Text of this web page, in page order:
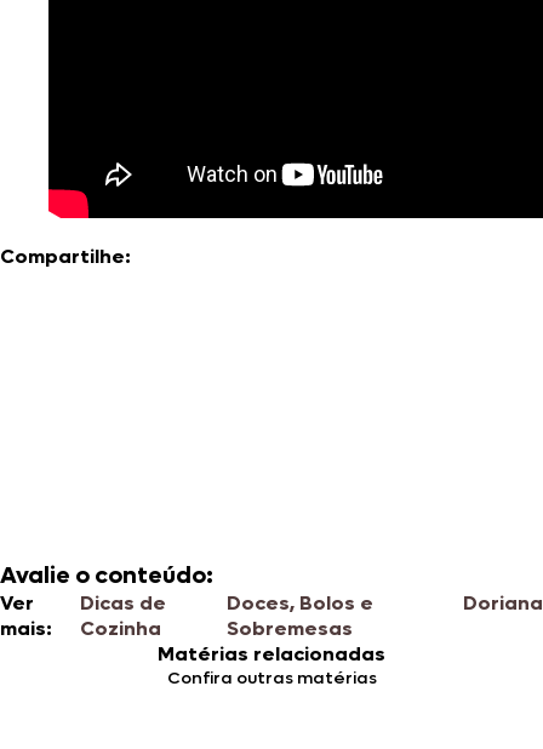
Compartilhe:
Avalie o conteúdo:
Ver
mais:
Dicas de
Cozinha
Doces, Bolos e
Sobremesas
Doriana
Matérias relacionadas
Confira outras matérias